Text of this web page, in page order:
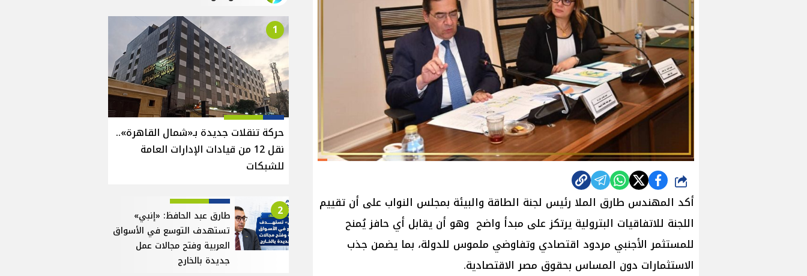
شارك
أكد المهندس طارق الملا رئيس لجنة الطاقة والبيئة بمجلس النواب على أن تقييم
اللجنة للاتفاقيات البترولية يرتكز على مبدأ واضح وهو أن يقابل أي حافز يُمنح
للمستثمر الأجنبي مردود اقتصادي وتفاوضي ملموس للدولة، بما يضمن جذب
الاستثمارات دون المساس بحقوق مصر الاقتصادية.
1
حركة تنقلات جديدة بـ«شمال القاهرة»..
نقل 12 من قيادات الإدارات العامة
للشبكات
2
طارق عبد الحافظ: «إنبي»
تستهدف التوسع في الأسواق
العربية وفتح مجالات عمل
جديدة بالخارج